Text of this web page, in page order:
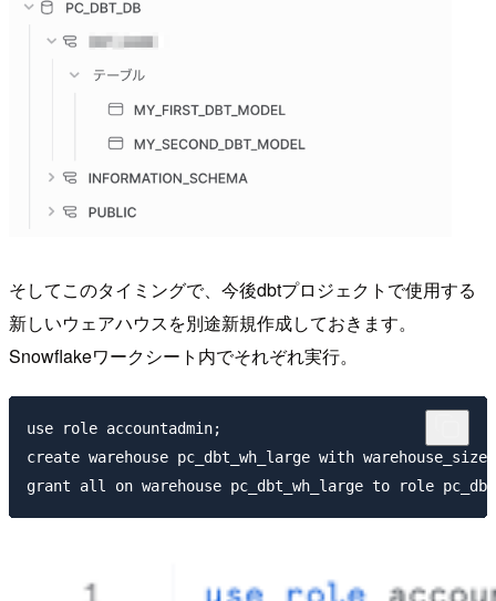
そしてこのタイミングで、今後dbtプロジェクトで使用する
新しいウェアハウスを別途新規作成しておきます。
Snowflakeワークシート内でそれぞれ実行。
use role accountadmin;
create warehouse pc_dbt_wh_large with